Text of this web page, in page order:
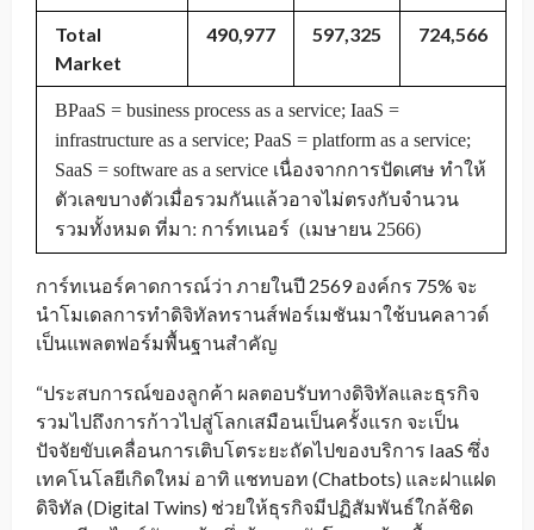
Total
Market
490,977 597,325 724,566
BPaaS = business process as a service; IaaS =
infrastructure as a service; PaaS = platform as a service;
SaaS = software as a service เนื่องจากการปัดเศษ ทำให้
ตัวเลขบางตัวเมื่อรวมกันแล้วอาจไม่ตรงกับจำนวน
รวมทั้งหมด ที่มา: การ์ทเนอร์ (เมษายน 2566)
การ์ทเนอร์คาดการณ์ว่า ภายในปี 2569 องค์กร 75% จะ
นำโมเดลการทำดิจิทัลทรานส์ฟอร์เมชันมาใช้บนคลาวด์
เป็นแพลตฟอร์มพื้นฐานสำคัญ
“ประสบการณ์ของลูกค้า ผลตอบรับทางดิจิทัลและธุรกิจ
รวมไปถึงการก้าวไปสู่โลกเสมือนเป็นครั้งแรก จะเป็น
ปัจจัยขับเคลื่อนการเติบโตระยะถัดไปของบริการ IaaS ซึ่ง
เทคโนโลยีเกิดใหม่ อาทิ แชทบอท (Chatbots) และฝาแฝด
ดิจิทัล (Digital Twins) ช่วยให้ธุรกิจมีปฏิสัมพันธ์ใกล้ชิด